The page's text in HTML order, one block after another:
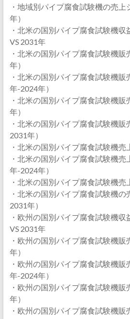
・地域別パイプ腐食試験機の売
年）
・北米の国別パイプ腐食試験機収
VS 2031年
・北米の国別パイプ腐食試験機
年）
・北米の国別パイプ腐食試験機
年-2024年）
・北米の国別パイプ腐食試験機
年）
・北米の国別パイプ腐食試験機
2031年）
・北米の国別パイプ腐食試験機売
・北米の国別パイプ腐食試験機
年-2024年）
・北米の国別パイプ腐食試験機売
・北米の国別パイプ腐食試験機
2031年）
・欧州の国別パイプ腐食試験機収
VS 2031年
・欧州の国別パイプ腐食試験機
年）
・欧州の国別パイプ腐食試験機
年-2024年）
・欧州の国別パイプ腐食試験機
年）
・欧州の国別パイプ腐食試験機